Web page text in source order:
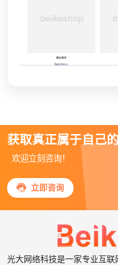
获取真正属于自己
欢迎立刻咨询！
 立即咨询
光大网络科技是一家专业互